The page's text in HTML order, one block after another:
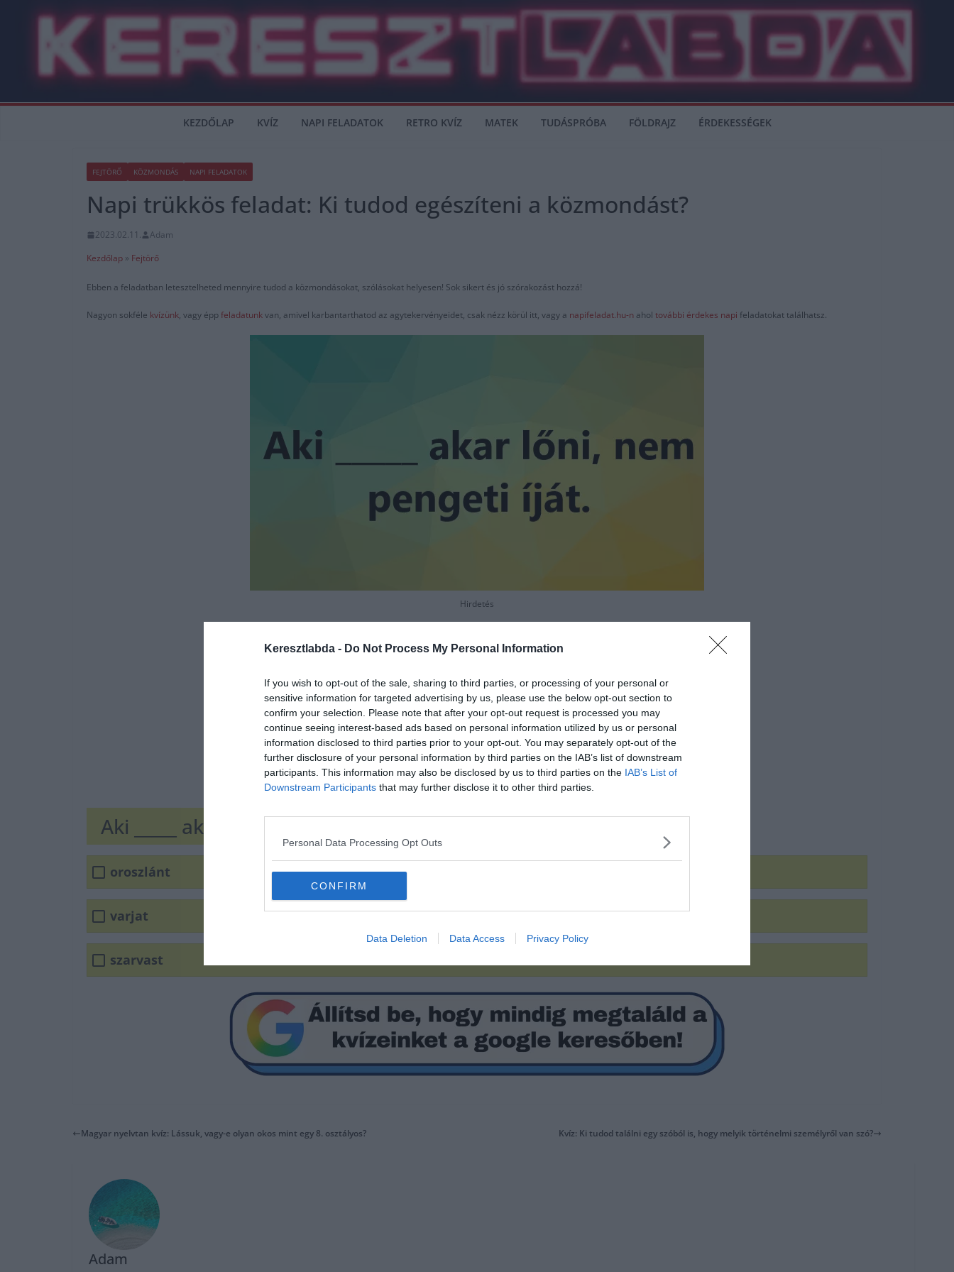
Keresztlabda - Do Not Process My Personal Information
If you wish to opt-out of the sale, sharing to third parties, or processing of your personal or
sensitive information for targeted advertising by us, please use the below opt-out section to
confirm your selection. Please note that after your opt-out request is processed you may
continue seeing interest-based ads based on personal information utilized by us or personal
information disclosed to third parties prior to your opt-out. You may separately opt-out of the
further disclosure of your personal information by third parties on the IAB’s list of downstream
participants. This information may also be disclosed by us to third parties on the IAB’s List of
Downstream Participants that may further disclose it to other third parties.
Personal Data Processing Opt Outs
CONFIRM
Data Deletion Data Access Privacy Policy
KEZDŐLAP KVÍZ NAPI FELADATOK RETRO KVÍZ MATEK TUDÁSPRÓBA FÖLDRAJZ ÉRDEKESSÉGEK
FEJTÖRŐ KÖZMONDÁS NAPI FELADATOK
Napi trükkös feladat: Ki tudod egészíteni a közmondást?
2023.02.11.
Adam
Kezdőlap » Fejtörő
Ebben a feladatban letesztelheted mennyire tudod a közmondásokat, szólásokat helyesen! Sok sikert és jó szórakozást hozzá!
Nagyon sokféle kvízünk, vagy éppfeladatunkvan, amivel karbantarthatod az agytekervényeidet, csak nézz körül itt, vagy a napifeladat.hu-n ahol további érdekes napi feladatokat találhatsz.
Hirdetés
Aki _____ akar lőni, nem pengeti íját.
oroszlánt
varjat
szarvast
Magyar nyelvtan kvíz: Lássuk, vagy-e olyan okos mint egy 8. osztályos? Kvíz: Ki tudod találni egy szóból is, hogy melyik történelmi személyről van szó?
Adam